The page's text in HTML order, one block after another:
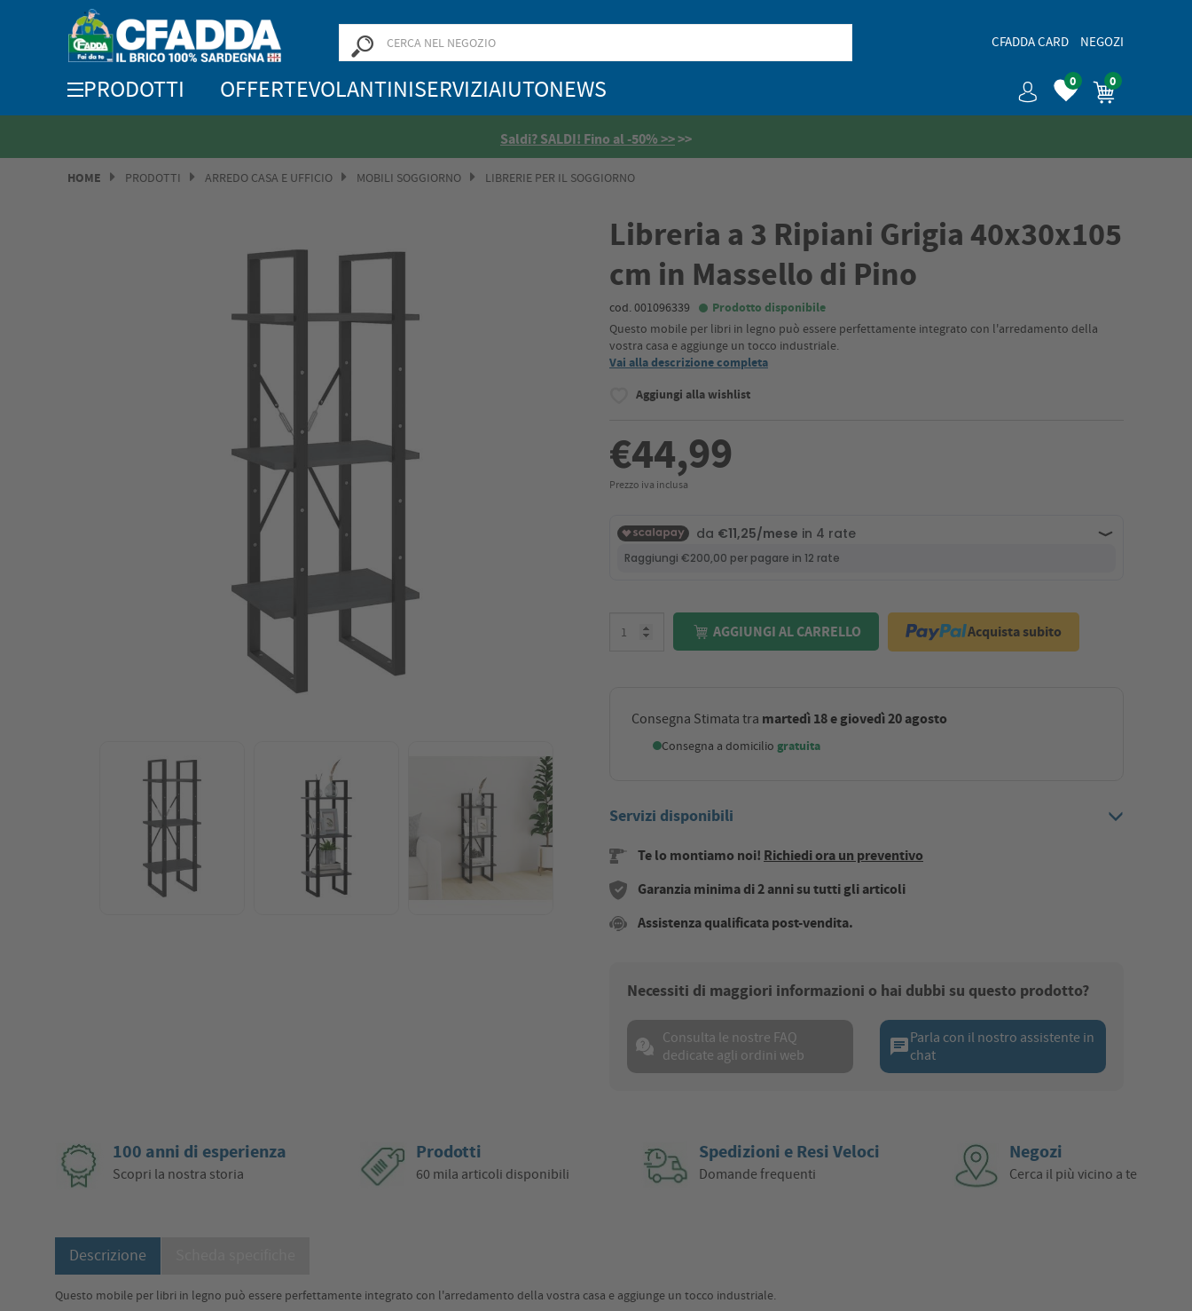
CFADDA CARD NEGOZI
0 0
PRODOTTI OFFERTEVOLANTINISERVIZIAIUTONEWS
Saldi? SALDI! Fino al -50% >>>>
HOME PRODOTTI ARREDO CASA E UFFICIO MOBILI SOGGIORNO LIBRERIE PER IL SOGGIORNO
Libreria a 3 Ripiani Grigia 40x30x105
cm in Massello di Pino
cod. 001096339 Prodotto disponibile
Questo mobile per libri in legno può essere perfettamente integrato con l'arredamento della
vostra casa e aggiunge un tocco industriale.
Vai alla descrizione completa
Aggiungi alla wishlist
€44,99
Prezzo iva inclusa
AGGIUNGI AL CARRELLO Acquista subito
Consegna Stimata tra martedì 18 e giovedì 20 agosto
Consegna a domicilio gratuita
Servizi disponibili
Te lo montiamo noi! Richiedi ora un preventivo
Garanzia minima di 2 anni su tutti gli articoli
Assistenza qualificata post-vendita.
Necessiti di maggiori informazioni o hai dubbi su questo prodotto?
Consulta le nostre FAQ
dedicate agli ordini web
chatParla con il nostro assistente in
chat
100 anni di esperienza
Scopri la nostra storia
Prodotti
60 mila articoli disponibili
Spedizioni e Resi Veloci
Domande frequenti
Negozi
Cerca il più vicino a te
Descrizione
Questo mobile per libri in legno può essere perfettamente integrato con l'arredamento della vostra casa e aggiunge un tocco industriale.